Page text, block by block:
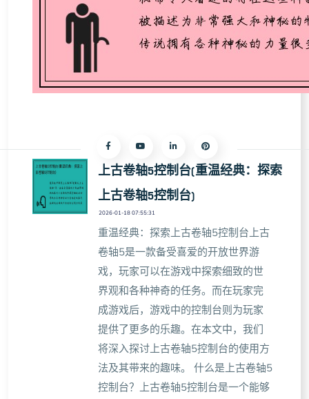
上古卷轴5控制台(重温经典：探索
上古卷轴5控制台)
2026-01-18 07:55:31
重温经典：探索上古卷轴5控制台上古
卷轴5是一款备受喜爱的开放世界游
戏，玩家可以在游戏中探索细致的世
界观和各种神奇的任务。而在玩家完
成游戏后，游戏中的控制台则为玩家
提供了更多的乐趣。在本文中，我们
将深入探讨上古卷轴5控制台的使用方
法及其带来的趣味。 什么是上古卷轴5
控制台？上古卷轴5控制台是一个能够